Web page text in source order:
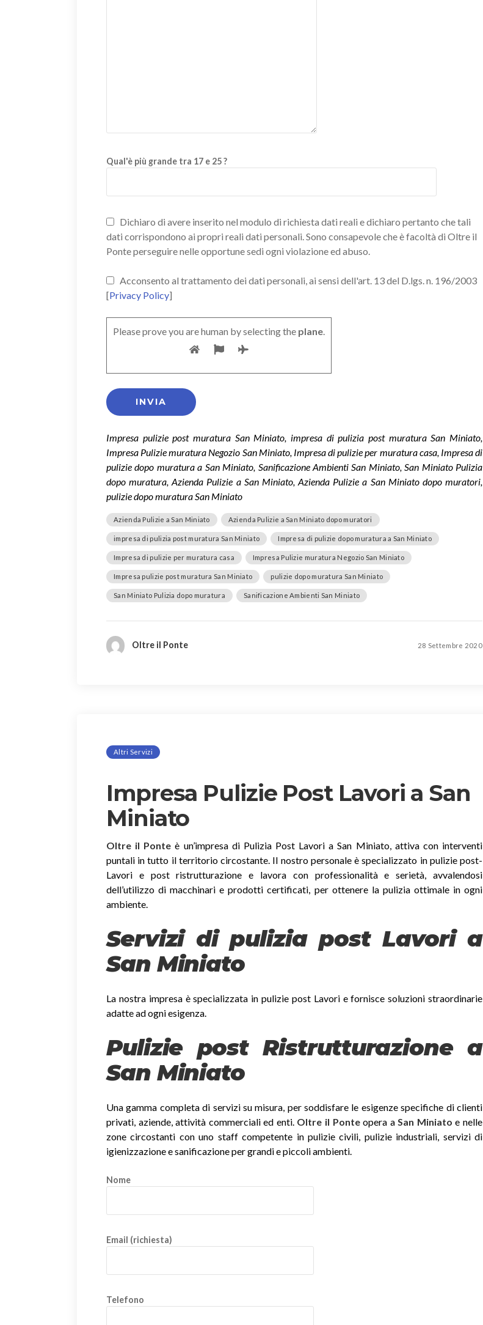
Qual'è più grande tra 17 e 25 ?
Dichiaro di avere inserito nel modulo di richiesta dati reali e dichiaro pertanto che tali
dati corrispondono ai propri reali dati personali. Sono consapevole che è facoltà di Oltre il
Ponte perseguire nelle opportune sedi ogni violazione ed abuso.
Acconsento al trattamento dei dati personali, ai sensi dell'art. 13 del D.lgs. n. 196/2003
[Privacy Policy]
Please prove you are human by selecting the plane.
Impresa pulizie post muratura San Miniato, impresa di pulizia post muratura San Miniato,
Impresa Pulizie muratura Negozio San Miniato, Impresa di pulizie per muratura casa, Impresa di
pulizie dopo muratura a San Miniato, Sanificazione Ambienti San Miniato, San Miniato Pulizia
dopo muratura, Azienda Pulizie a San Miniato, Azienda Pulizie a San Miniato dopo muratori,
pulizie dopo muratura San Miniato
Azienda Pulizie a San Miniato Azienda Pulizie a San Miniato dopo muratori
impresa di pulizia post muratura San Miniato Impresa di pulizie dopo muratura a San Miniato
Impresa di pulizie per muratura casa Impresa Pulizie muratura Negozio San Miniato
Impresa pulizie post muratura San Miniato pulizie dopo muratura San Miniato
San Miniato Pulizia dopo muratura Sanificazione Ambienti San Miniato
Oltre il Ponte 28 Settembre 2020
Altri Servizi
Impresa Pulizie Post Lavori a San
Miniato
Oltre il Ponte è un’impresa di Pulizia Post Lavori a San Miniato, attiva con interventi
puntali in tutto il territorio circostante. Il nostro personale è specializzato in pulizie post-
Lavori e post ristrutturazione e lavora con professionalità e serietà, avvalendosi
dell’utilizzo di macchinari e prodotti certificati, per ottenere la pulizia ottimale in ogni
ambiente.
Servizi di pulizia post Lavori a
San Miniato
La nostra impresa è specializzata in pulizie post Lavori e fornisce soluzioni straordinarie
adatte ad ogni esigenza.
Pulizie post Ristrutturazione a
San Miniato
Una gamma completa di servizi su misura, per soddisfare le esigenze specifiche di clienti
privati, aziende, attività commerciali ed enti. Oltre il Ponteopera aSan Miniato e nelle
zone circostanti con uno staff competente in pulizie civili, pulizie industriali, servizi di
igienizzazione e sanificazione per grandi e piccoli ambienti.
Nome
Email (richiesta)
Telefono